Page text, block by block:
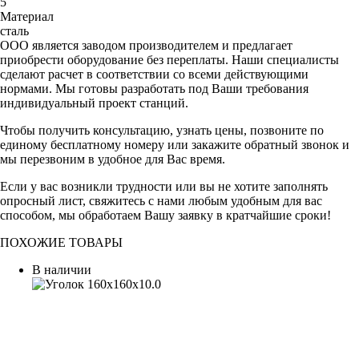
Материал
сталь
ООО является заводом производителем и предлагает
приобрести оборудование без переплаты. Наши специалисты
сделают расчет в соответствии со всеми действующими
нормами. Мы готовы разработать под Ваши требования
индивидуальный проект станций.
Чтобы получить консультацию, узнать цены, позвоните по
единому бесплатному номеру или закажите обратный звонок и
мы перезвоним в удобное для Вас время.
Если у вас возникли трудности или вы не хотите заполнять
опросный лист, свяжитесь с нами любым удобным для вас
способом, мы обработаем Вашу заявку в кратчайшие сроки!
ПОХОЖИЕ ТОВАРЫ
В наличии